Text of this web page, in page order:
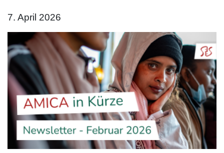
7. April 2026